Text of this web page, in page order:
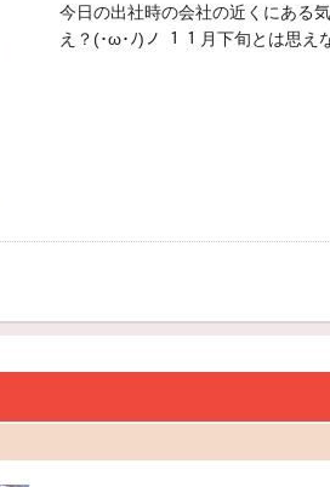
今日の出社時の会社の近くにある
え？(･ω･ﾉ)ノ １１月下旬とは思え